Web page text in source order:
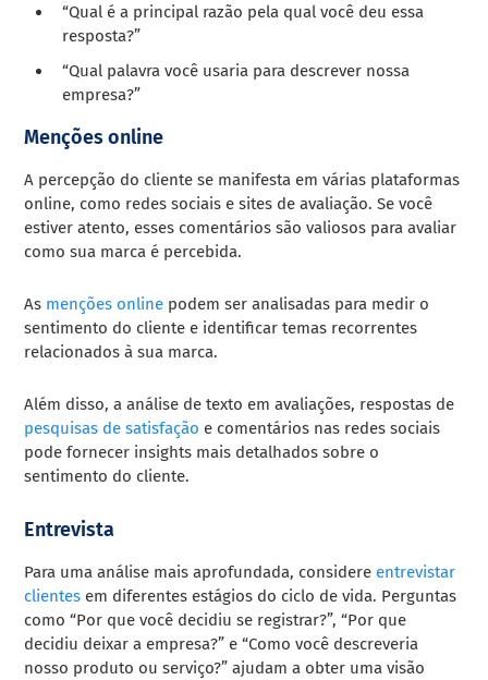
“Qual é a principal razão pela qual você deu essa
resposta?”
“Qual palavra você usaria para descrever nossa
empresa?”
Menções online
A percepção do cliente se manifesta em várias plataformas
online, como redes sociais e sites de avaliação. Se você
estiver atento, esses comentários são valiosos para avaliar
como sua marca é percebida.
As menções online podem ser analisadas para medir o
sentimento do cliente e identificar temas recorrentes
relacionados à sua marca.
Além disso, a análise de texto em avaliações, respostas de
pesquisas de satisfação e comentários nas redes sociais
pode fornecer insights mais detalhados sobre o
sentimento do cliente.
Entrevista
Para uma análise mais aprofundada, considere entrevistar
clientes em diferentes estágios do ciclo de vida. Perguntas
como “Por que você decidiu se registrar?”, “Por que
decidiu deixar a empresa?” e “Como você descreveria
nosso produto ou serviço?” ajudam a obter uma visão